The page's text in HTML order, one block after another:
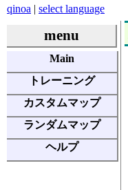
qinoa | select language
menu
Main
トレーニング
カスタムマップ
ランダムマップ
ヘルプ